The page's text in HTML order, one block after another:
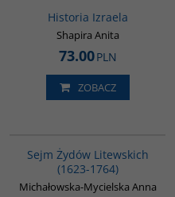
Historia Izraela
Shapira Anita
73.00PLN
ZOBACZ
Sejm Żydów Litewskich
(1623-1764)
Michałowska-Mycielska Anna